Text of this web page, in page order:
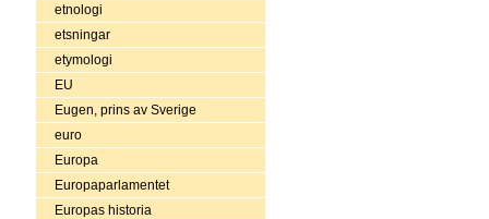
etnologi
etsningar
etymologi
EU
Eugen, prins av Sverige
euro
Europa
Europaparlamentet
Europas historia